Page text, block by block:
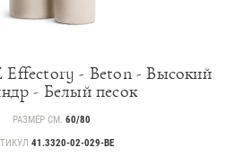
- Beton - Высокий
- Белый песок
РАЗМЕР СМ. 60/80
41.3320-02-029-BE